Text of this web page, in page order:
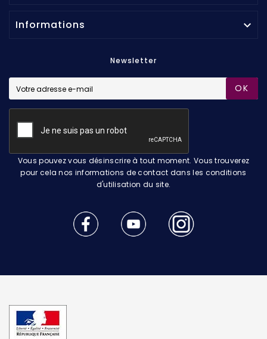
Informations 
Newsletter
OK
Vous pouvez vous désinscrire à tout moment. Vous trouverez
pour cela nos informations de contact dans les conditions
d'utilisation du site.